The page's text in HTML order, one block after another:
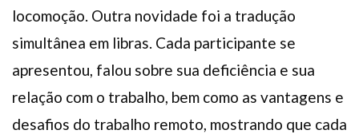
locomoção. Outra novidade foi a tradução
simultânea em libras. Cada participante se
apresentou, falou sobre sua deficiência e sua
relação com o trabalho, bem como as vantagens e
desafios do trabalho remoto, mostrando que cada